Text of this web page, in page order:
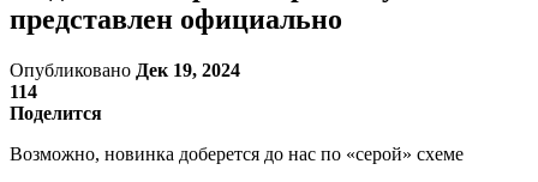
представлен официально
Опубликовано Дек 19, 2024
114
Поделится
Возможно, новинка доберется до нас по «серой» схеме